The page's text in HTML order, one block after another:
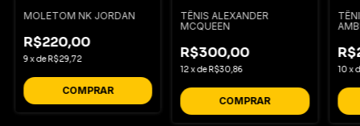
MOLETOM NK JORDAN
R$220,00
9xdeR$29,72
COMPRAR
TÊNIS ALEXANDER
MCQUEEN
R$300,00
12xdeR$30,86
COMPRAR
10x